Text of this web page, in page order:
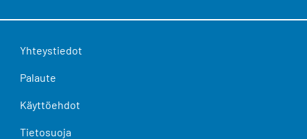
Yhteystiedot
Palaute
Käyttöehdot
Tietosuoja